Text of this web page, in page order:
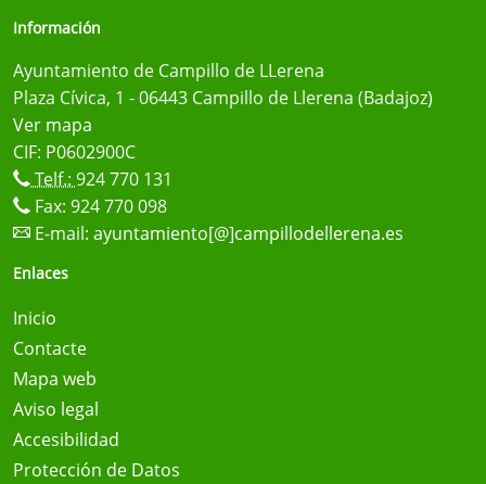
Información
Ayuntamiento de Campillo de LLerena
Plaza Cívica, 1 - 06443 Campillo de Llerena (Badajoz)
Ver mapa
CIF: P0602900C
Telf.: 924 770 131
Fax: 924 770 098
E-mail: ayuntamiento[@]campillodellerena.es
Enlaces
Inicio
Contacte
Mapa web
Aviso legal
Accesibilidad
Protección de Datos